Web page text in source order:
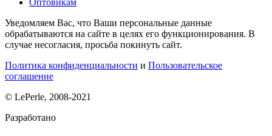
Уведомляем Вас, что Ваши персональные данные
обрабатываются на сайте в целях его функционирования. В
случае несогласия, просьба покинуть сайт.
Политика конфиденциальности и Пользовательское
соглашение
© LePerle, 2008-2021
Разработано